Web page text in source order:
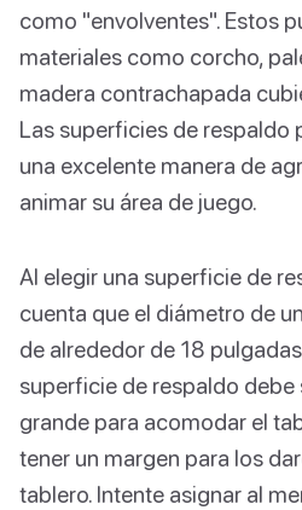
como "envolventes". Estos
materiales como corcho,
madera contrachapada
Las superficies de respaldo
una excelente manera de
animar su área de juego.
Al elegir una superficie de
cuenta que el diámetro de
de alrededor de 18
superficie de respaldo
grande para acomodar el
tener un margen para los
tablero. Intente asignar al